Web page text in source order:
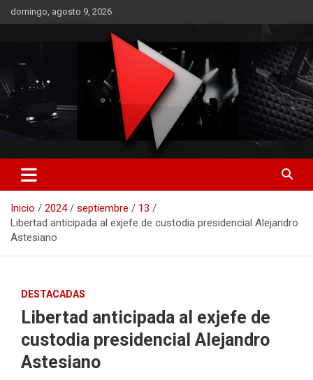
Saltar
al
domingo, agosto 9, 2026
RO CONTENIDOS
Inicio 2024 septiembre
13
Libertad anticipada al exjefe de custodia presidencial Alejandro
Astesiano
DESTACADAS
Libertad anticipada al exjefe de
custodia presidencial Alejandro
Astesiano